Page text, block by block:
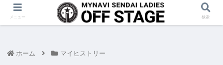
ホーム マイヒストリー
メニュー 検索